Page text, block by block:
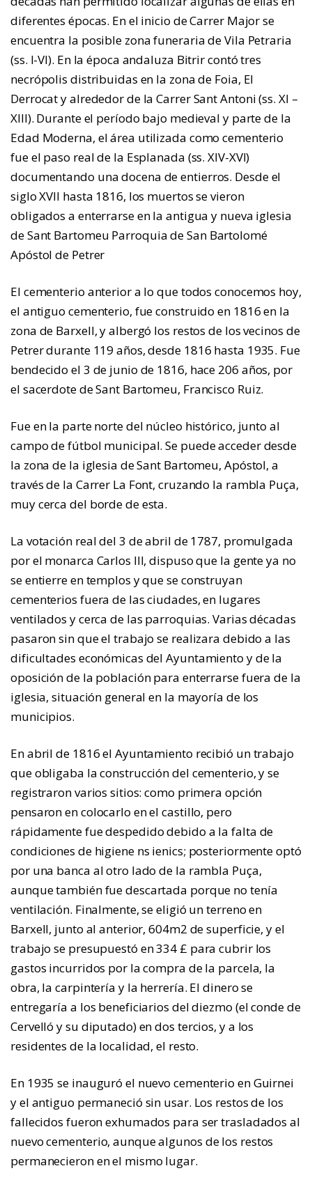
diferentes épocas. En el inicio de Carrer Major se
encuentra la posible zona funeraria de Vila Petraria
(ss. I-VI). En la época andaluza Bitrir contó tres
necrópolis distribuidas en la zona de Foia, El
Derrocat y alrededor de la Carrer Sant Antoni (ss. XI –
XIII). Durante el período bajo medieval y parte de la
Edad Moderna, el área utilizada como cementerio
fue el paso real de la Esplanada (ss. XIV-XVI)
documentando una docena de entierros. Desde el
siglo XVII hasta 1816, los muertos se vieron
obligados a enterrarse en la antigua y nueva iglesia
de Sant Bartomeu Parroquia de San Bartolomé
Apóstol de Petrer
El cementerio anterior a lo que todos conocemos hoy,
el antiguo cementerio, fue construido en 1816 en la
zona de Barxell, y albergó los restos de los vecinos de
Petrer durante 119 años, desde 1816 hasta 1935. Fue
bendecido el 3 de junio de 1816, hace 206 años, por
el sacerdote de Sant Bartomeu, Francisco Ruiz.
Fue en la parte norte del núcleo histórico, junto al
campo de fútbol municipal. Se puede acceder desde
la zona de la iglesia de Sant Bartomeu, Apóstol, a
través de la Carrer La Font, cruzando la rambla Puça,
muy cerca del borde de esta.
La votación real del 3 de abril de 1787, promulgada
por el monarca Carlos III, dispuso que la gente ya no
se entierre en templos y que se construyan
cementerios fuera de las ciudades, en lugares
ventilados y cerca de las parroquias. Varias décadas
pasaron sin que el trabajo se realizara debido a las
dificultades económicas del Ayuntamiento y de la
oposición de la población para enterrarse fuera de la
iglesia, situación general en la mayoría de los
municipios.
En abril de 1816 el Ayuntamiento recibió un trabajo
que obligaba la construcción del cementerio, y se
registraron varios sitios: como primera opción
pensaron en colocarlo en el castillo, pero
rápidamente fue despedido debido a la falta de
condiciones de higiene ns ienics; posteriormente optó
por una banca al otro lado de la rambla Puça,
aunque también fue descartada porque no tenía
ventilación. Finalmente, se eligió un terreno en
Barxell, junto al anterior, 604m2 de superficie, y el
trabajo se presupuestó en 334 £ para cubrir los
gastos incurridos por la compra de la parcela, la
obra, la carpintería y la herrería. El dinero se
entregaría a los beneficiarios del diezmo (el conde de
Cervelló y su diputado) en dos tercios, y a los
residentes de la localidad, el resto.
En 1935 se inauguró el nuevo cementerio en Guirnei
y el antiguo permaneció sin usar. Los restos de los
fallecidos fueron exhumados para ser trasladados al
nuevo cementerio, aunque algunos de los restos
permanecieron en el mismo lugar.